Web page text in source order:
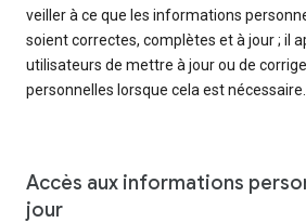
veiller à ce que les informations
soient correctes, complètes et à jour ; il
utilisateurs de mettre à jour ou de
personnelles lorsque cela est nécessaire.
Accès aux informations
jour